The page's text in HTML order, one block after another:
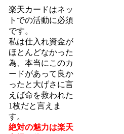
楽天カードはネッ
トでの活動に必須
です。
私は仕入れ資金が
ほとんどなかった
為、本当にこのカ
ードがあって良か
ったと大げさに言
えば命を救われた
1枚だと言えま
す。
絶対の魅力は楽天